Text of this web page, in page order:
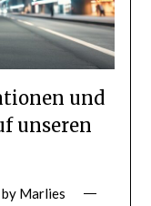
und
unseren
by Marlies